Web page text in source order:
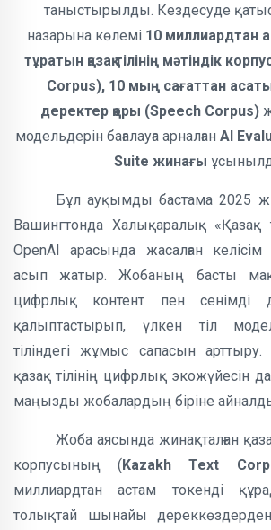
таныстырылды. Кездесуде
назарына көлемі 10 миллиардтан
тұратын қазақ тілінің мәтіндік
Corpus), 10 мың сағаттан
деректер қоры (Speech Corpus)
модельдерін бағалауға арналған AI
Suite жинағы
Бұл ауқымды бастама 2025
Вашингтонда Халықаралық «Қазақ
OpenAI арасында жасалған
асып жатыр. Жобаның басты
цифрлық контент пен сенімді
қалыптастырып, үлкен тіл
тіліндегі жұмыс сапасын арттыру.
қазақ тілінің цифрлық экожүйесін
маңызды жобалардың біріне
Жоба аясында жинақталған
корпусының (Kazakh Text
миллиардтан астам токенді
толықтай шынайы